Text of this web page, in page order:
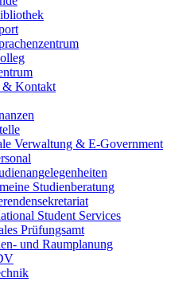
& Kontakt
Verwaltung & E-Government
Studienberatung
Student Services
Prüfungsamt
und Raumplanung